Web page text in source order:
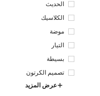
الحديث
الكلاسيك
موضة
التيار
بسيطة
تصميم الكرتون
عرض المزيد